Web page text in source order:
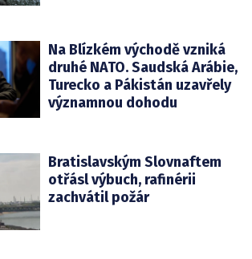
Na Blízkém východě vzniká
druhé NATO. Saudská Arábie,
Turecko a Pákistán uzavřely
významnou dohodu
Bratislavským Slovnaftem
otřásl výbuch, rafinérii
zachvátil požár